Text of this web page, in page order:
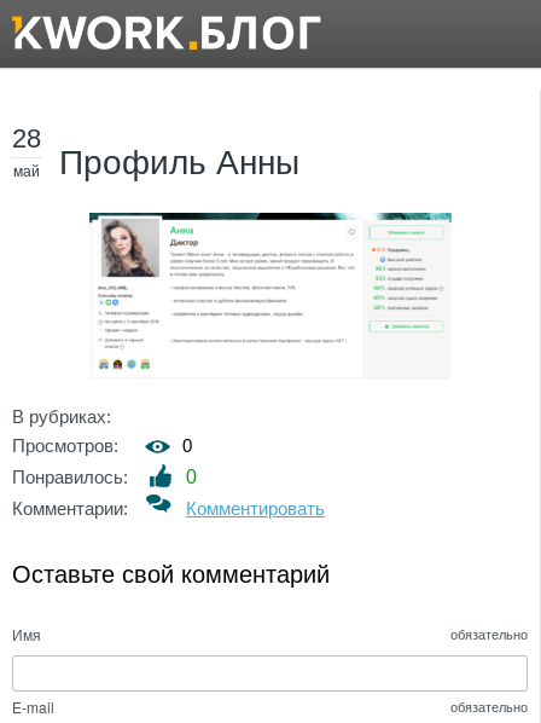
28
май Профиль Анны
В рубриках:
Просмотров:
0
Понравилось:
0
Комментарии:
Комментировать
Оставьте свой комментарий
Имя обязательно
E-mail обязательно